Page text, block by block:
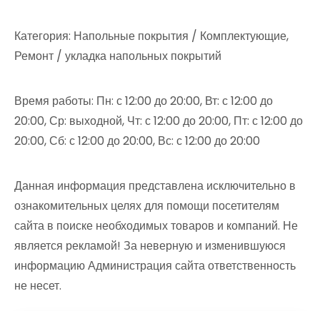
Категория: Напольные покрытия / Комплектующие,
Ремонт / укладка напольных покрытий
Время работы: Пн: с 12:00 до 20:00, Вт: с 12:00 до
20:00, Ср: выходной, Чт: с 12:00 до 20:00, Пт: с 12:00 до
20:00, Сб: с 12:00 до 20:00, Вс: с 12:00 до 20:00
Данная информация представлена исключительно в
ознакомительных целях для помощи посетителям
сайта в поиске необходимых товаров и компаний. Не
является рекламой! За неверную и изменившуюся
информацию Администрация сайта ответственность
не несет.